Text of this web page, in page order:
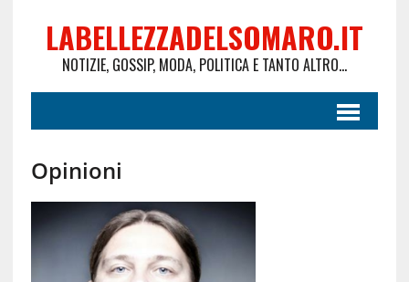
LABELLEZZADELSOMARO.IT
NOTIZIE, GOSSIP, MODA, POLITICA E TANTO ALTRO...
Opinioni